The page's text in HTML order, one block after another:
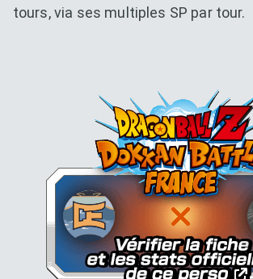
tours, via ses multiples SP par tour.
Dokkan